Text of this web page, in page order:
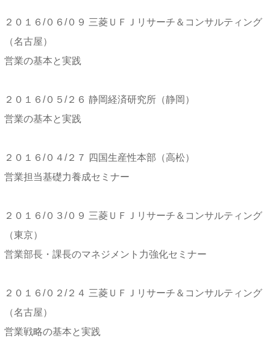
２０１６/０６/０９ 三菱ＵＦＪリサーチ＆コンサルティング
（名古屋）
営業の基本と実践
２０１６/０５/２６ 静岡経済研究所（静岡）
営業の基本と実践
２０１６/０４/２７ 四国生産性本部（高松）
営業担当基礎力養成セミナー
２０１６/０３/０９ 三菱ＵＦＪリサーチ＆コンサルティング
（東京）
営業部長・課長のマネジメント力強化セミナー
２０１６/０２/２４ 三菱ＵＦＪリサーチ＆コンサルティング
（名古屋）
営業戦略の基本と実践